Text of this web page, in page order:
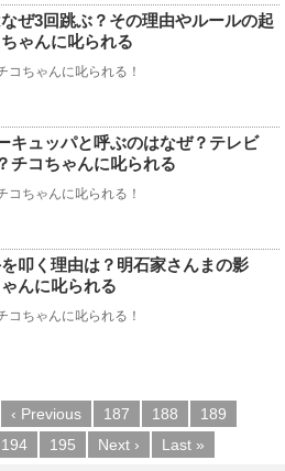
ぜ3回跳ぶ？その理由やルールの起
ゃんに叱られる
コちゃんに叱られる！
キュッパと呼ぶのはなぜ？テレビ
チコちゃんに叱られる
コちゃんに叱られる！
叩く理由は？明石家さんまの影
んに叱られる
コちゃんに叱られる！
‹ Previous 187 188
189
194 195 Next › Last »